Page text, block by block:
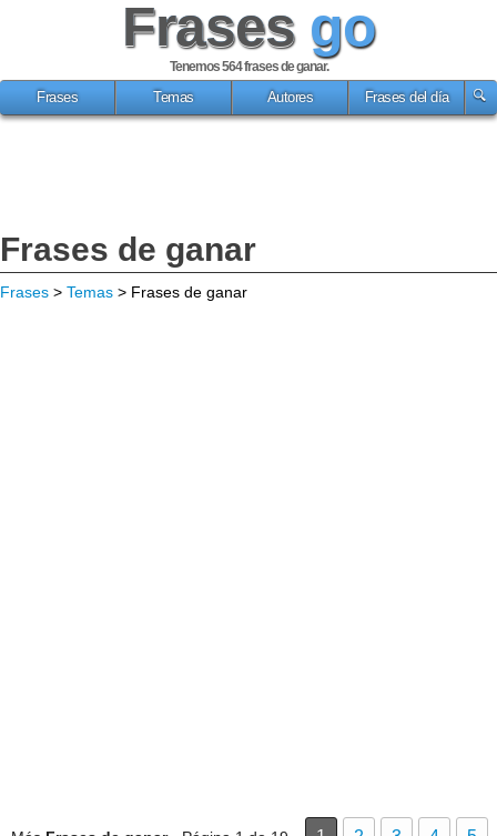
Frases go
Tenemos 564frases de ganar.
Frases
Temas Autores Frases del día
Frases de ganar
Frases > Temas > Frases de ganar